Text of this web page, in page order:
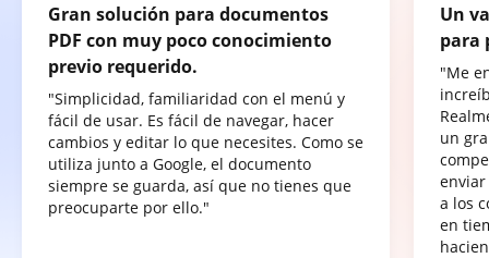
Gran solución para documentos
PDF con muy poco conocimiento
previo requerido.
"Simplicidad, familiaridad con el menú y
fácil de usar. Es fácil de navegar, hacer
cambios y editar lo que necesites. Como se
utiliza junto a Google, el documento
siempre se guarda, así que no tienes que
preocuparte por ello."
Un
para
"Me
un
a los
en